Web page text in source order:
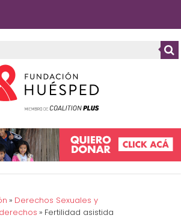
» Derechos Sexuales y
» Fertilidad asistida